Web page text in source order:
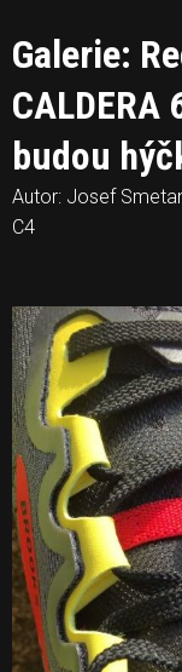
Galerie:
CALDERA
budou
Autor: Josef
C4